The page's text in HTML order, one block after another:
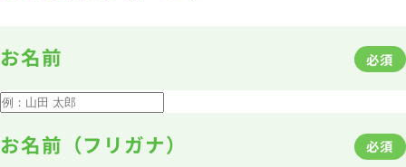
お問い合わせ
お名前 必須
お名前（フリガナ） 必須